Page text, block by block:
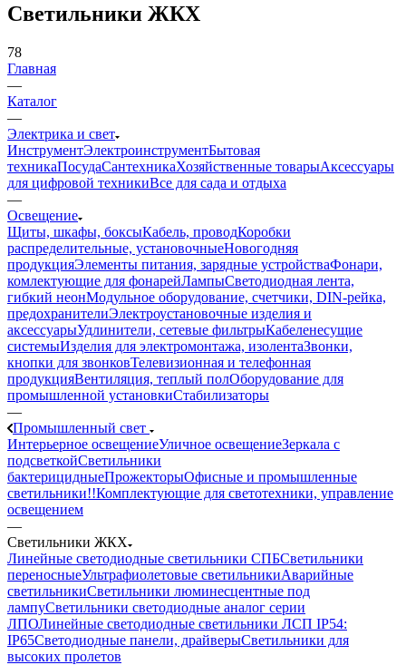
Светильники ЖКХ
78
Главная
—
Каталог
—
Электрика и свет
ИнструментЭлектроинструментБытовая
техникаПосудаСантехникаХозяйственные товарыАксессуары
для цифровой техникиВсе для сада и отдыха
—
Освещение
Щиты, шкафы, боксыКабель, проводКоробки
распределительные, установочныеНовогодняя
продукцияЭлементы питания, зарядные устройстваФонари,
комлектующие для фонарейЛампыСветодиодная лента,
гибкий неонМодульное оборудование, счетчики, DIN-рейка,
предохранителиЭлектроустановочные изделия и
аксессуарыУдлинители, сетевые фильтрыКабеленесущие
системыИзделия для электромонтажа, изолентаЗвонки,
кнопки для звонковТелевизионная и телефонная
продукцияВентиляция, теплый полОборудование для
промышленной установкиСтабилизаторы
—
Промышленный свет
Интерьерное освещениеУличное освещениеЗеркала с
подсветкойСветильники
бактерицидныеПрожекторыОфисные и промышленные
светильники!!Комплектующие для светотехники, управление
освещением
—
Светильники ЖКХ
Линейные светодиодные светильники СПБСветильники
переносныеУльтрафиолетовые светильникиАварийные
светильникиСветильники люминесцентные под
лампуСветильники светодиодные аналог серии
ЛПОЛинейные светодиодные светильники ЛСП IP54:
IP65Светодиодные панели, драйверыСветильники для
высоких пролетов